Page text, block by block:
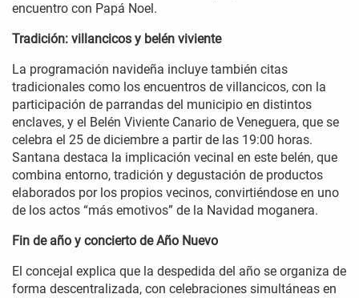
encuentro con Papá Noel.
Tradición: villancicos y belén viviente
La programación navideña incluye también citas
tradicionales como los encuentros de villancicos, con la
participación de parrandas del municipio en distintos
enclaves, y el Belén Viviente Canario de Veneguera, que se
celebra el 25 de diciembre a partir de las 19:00 horas.
Santana destaca la implicación vecinal en este belén, que
combina entorno, tradición y degustación de productos
elaborados por los propios vecinos, convirtiéndose en uno
de los actos “más emotivos” de la Navidad moganera.
Fin de año y concierto de Año Nuevo
El concejal explica que la despedida del año se organiza de
forma descentralizada, con celebraciones simultáneas en